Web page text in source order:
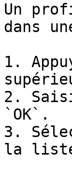
Un
dans
1.
2.
`OK`.
3.
la